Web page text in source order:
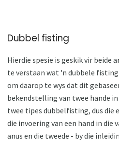
Dubbel fisting
Hierdie spesie is geskik vir beide
te verstaan ​​wat 'n dubbele
om daarop te wys dat dit
bekendstelling van twee hande in
twee tipes dubbelfisting, dus die
die invoering van een hand in die
anus en die tweede - by die